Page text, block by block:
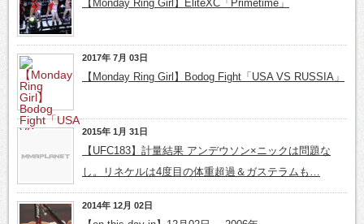
【Monday Ring Girl】EliteXC「Primetime」
2017年 7月 03日
【Monday Ring Girl】Bodog Fight「USA VS RUSSIA」
2015年 1月 31日
【UFC183】計量結果 アンデウソン×ニックは問題な
し。リネケルは4度目の体重超過＆ガステラムも…
2014年 12月 02日